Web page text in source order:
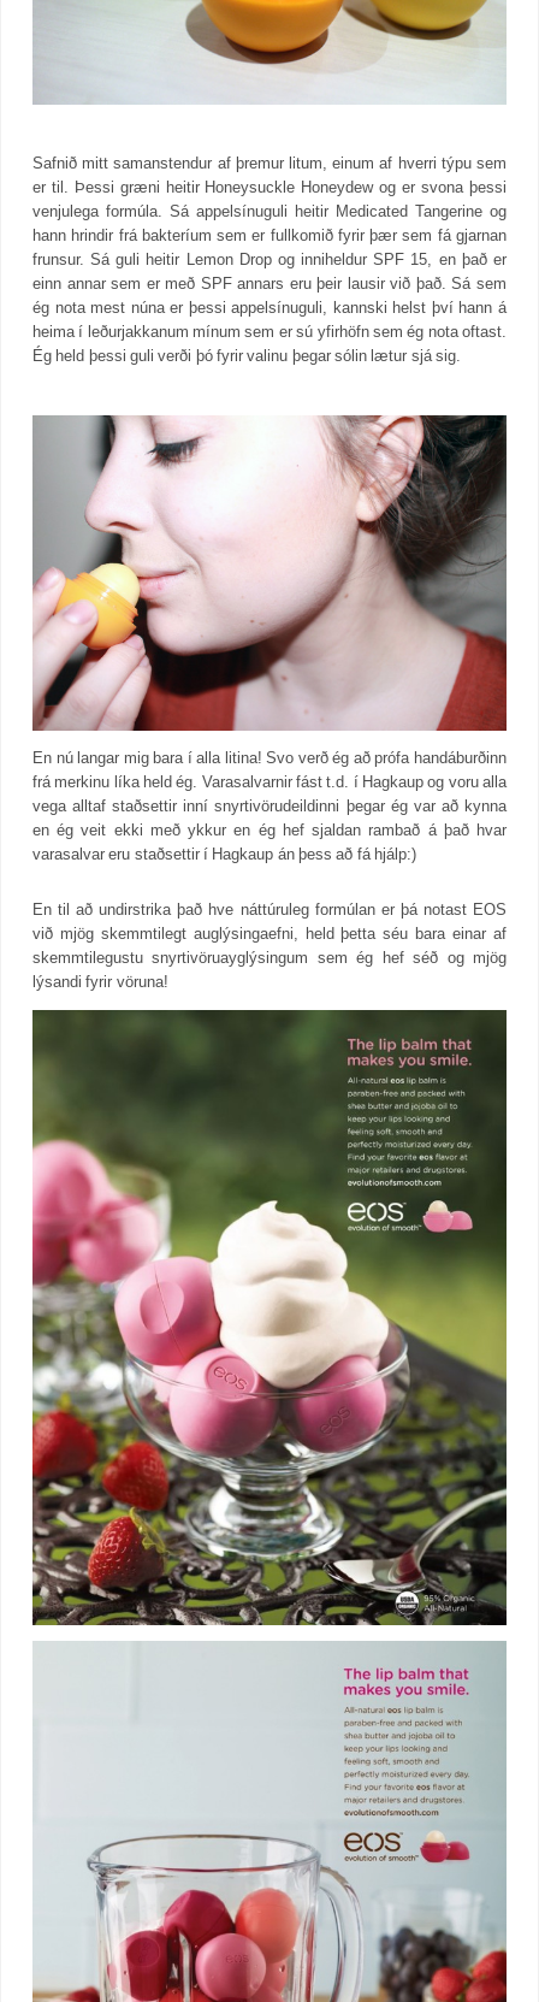
Safnið mitt samanstendur af þremur litum, einum af hverri týpu sem
er til. Þessi græni heitir Honeysuckle Honeydew og er svona þessi
venjulega formúla. Sá appelsínuguli heitir Medicated Tangerine og
hann hrindir frá bakteríum sem er fullkomið fyrir þær sem fá gjarnan
frunsur. Sá guli heitir Lemon Drop og inniheldur SPF 15, en það er
einn annar sem er með SPF annars eru þeir lausir við það. Sá sem
ég nota mest núna er þessi appelsínuguli, kannski helst því hann á
heima í leðurjakkanum mínum sem er sú yfirhöfn sem ég nota oftast.
Ég held þessi guli verði þó fyrir valinu þegar sólin lætur sjá sig.
En nú langar mig bara í alla litina! Svo verð ég að prófa handáburðinn
frá merkinu líka held ég. Varasalvarnir fást t.d. í Hagkaup og voru alla
vega alltaf staðsettir inní snyrtivörudeildinni þegar ég var að kynna
en ég veit ekki með ykkur en ég hef sjaldan rambað á það hvar
varasalvar eru staðsettir í Hagkaup án þess að fá hjálp:)
En til að undirstrika það hve náttúruleg formúlan er þá notast EOS
við mjög skemmtilegt auglýsingaefni, held þetta séu bara einar af
skemmtilegustu snyrtivöruayglýsingum sem ég hef séð og mjög
lýsandi fyrir vöruna!